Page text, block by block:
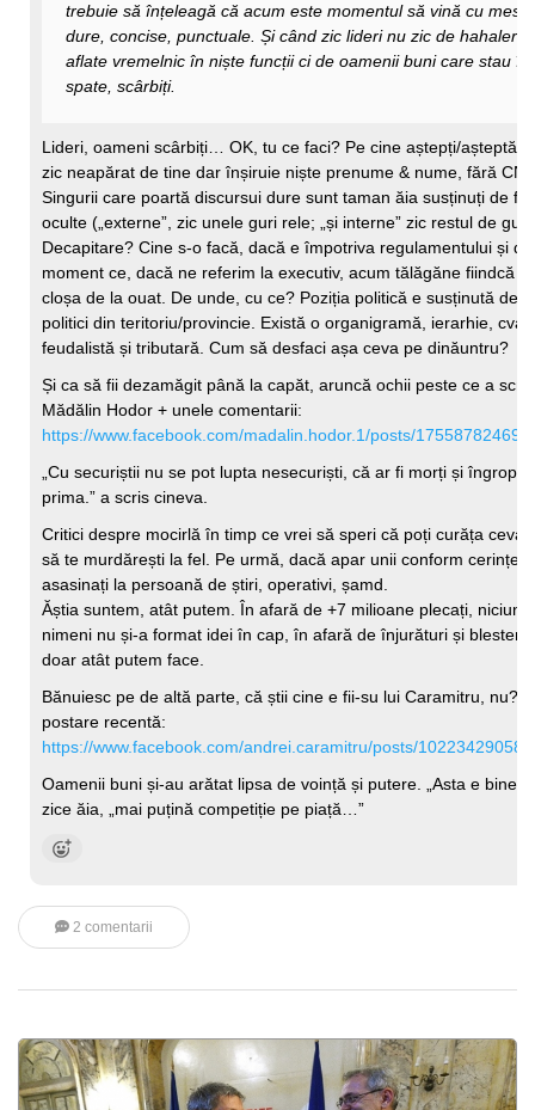
trebuie să înțeleagă că acum este momentul să vină cu
dure, concise, punctuale. Și când zic lideri nu zic de
aflate vremelnic în niște funcții ci de oamenii buni care stau în
spate, scârbiți.
Lideri, oameni scârbiți… OK, tu ce faci? Pe cine aștepți/
zic neapărat de tine dar înșiruie niște prenume & nume, fără
Singurii care poartă discursui dure sunt taman ăia susținuți de
oculte („externe”, zic unele guri rele; „și interne” zic restul de
Decapitare? Cine s-o facă, dacă e împotriva regulamentului și din
moment ce, dacă ne referim la executiv, acum tălăgăne fiindcă a
cloșa de la ouat. De unde, cu ce? Poziția politică e susținută de
politici din teritoriu/provincie. Există o organigramă, ierarhie,
feudalistă și tributară. Cum să desfaci așa ceva pe dinăuntru?
Și ca să fii dezamăgit până la capăt, aruncă ochii peste ce a scris
Mădălin Hodor + unele comentarii:
https://www.facebook.com/madalin.hodor.1/posts/
„Cu securiștii nu se pot lupta nesecuriști, că ar fi morți și
prima.” a scris cineva.
Critici despre mocirlă în timp ce vrei să speri că poți curăța ceva
să te murdărești la fel. Pe urmă, dacă apar unii conform
asasinați la persoană de știri, operativi, șamd.
Ăștia suntem, atât putem. În afară de +7 milioane plecați,
nimeni nu și-a format idei în cap, în afară de înjurături și
doar atât putem face.
Bănuiesc pe de altă parte, că știi cine e fii-su lui Caramitru, nu?
postare recentă:
https://www.facebook.com/andrei.caramitru/posts/
Oamenii buni și-au arătat lipsa de voință și putere. „Asta e bine”,
zice ăia, „mai puțină competiție pe piață…”
2 comentarii